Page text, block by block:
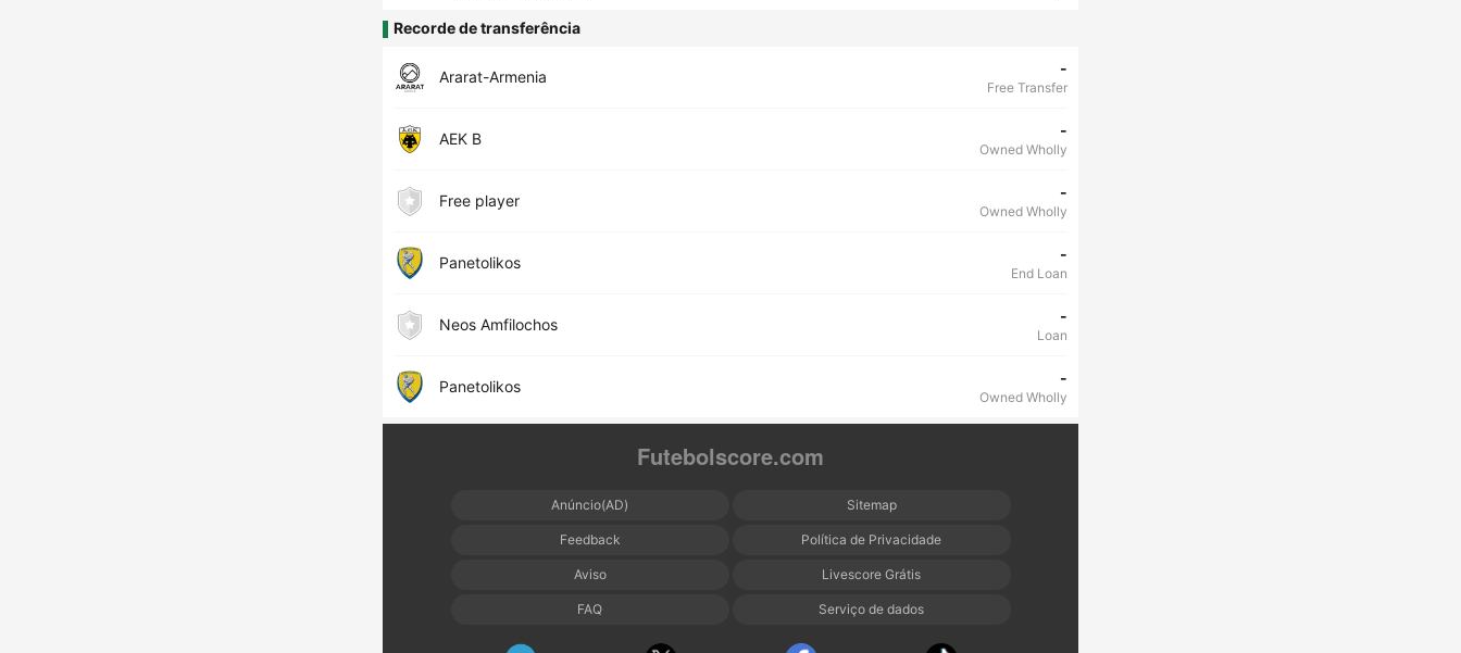
Recorde de transferência
Ararat-Armenia -
Free Transfer
AEK B -
Owned Wholly
Free player -
Owned Wholly
Panetolikos -
End Loan
Neos Amfilochos -
Loan
Panetolikos -
Owned Wholly
Futebolscore.com
Anúncio(AD) Sitemap
Feedback Política de Privacidade
Aviso Livescore Grátis
FAQ Serviço de dados